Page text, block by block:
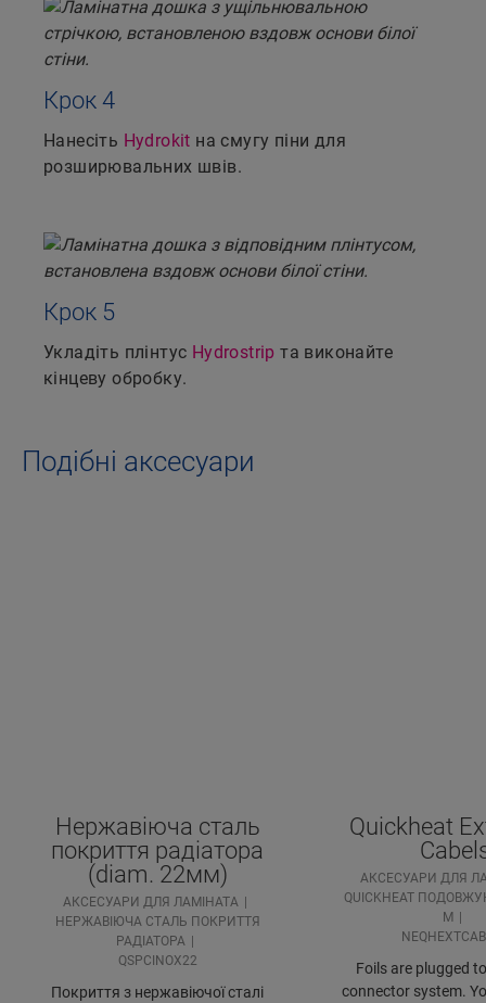
Крок 4
Нанесіть Hydrokit на смугу піни для
розширювальних швів.
Крок 5
Укладіть плінтус Hydrostrip та виконайте
кінцеву обробку.
Подібні аксесуари
Нержавіюча сталь
покриття радіатора
(diam. 22мм)
АКСЕСУАРИ ДЛЯ ЛАМІНАТА
НЕРЖАВІЮЧА СТАЛЬ ПОКРИТТЯ
РАДІАТОРА
QSPCINOX22
Покриття з нержавіючої сталі
Quickheat
АКСЕСУАРИ ДЛЯ
QUICKHEAT
M
Foils are plugged
connector system.